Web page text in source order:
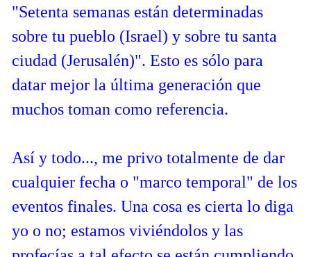
"Setenta semanas están determinadas
sobre tu pueblo (Israel) y sobre tu santa
ciudad (Jerusalén)". Esto es sólo para
datar mejor la última generación que
muchos toman como referencia.
Así y todo..., me privo totalmente de dar
cualquier fecha o "marco temporal" de los
eventos finales. Una cosa es cierta lo diga
yo o no; estamos viviéndolos y las